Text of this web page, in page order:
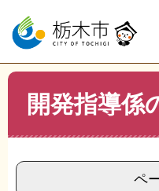
ー
の
先
ニ
ー
を
トップページ >組織でさ
開発指導係
ペ